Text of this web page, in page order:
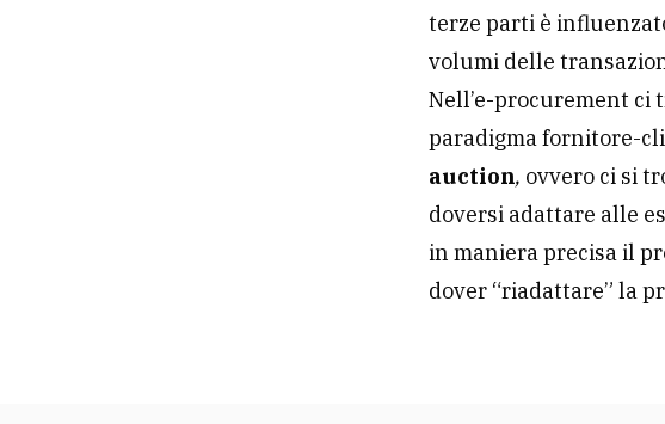
terze parti è
volumi delle
Nell’e-procurement ci
paradigma fornitore-
auction, ovvero ci si
doversi adattare alle
in maniera precisa il
dover “riadattare” la